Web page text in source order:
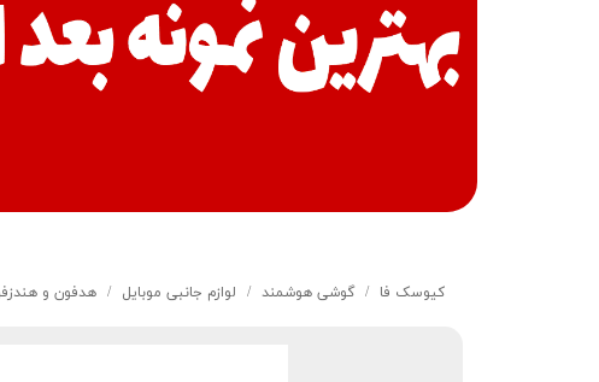
کیوسک‌ فا گوشی هوشمند لوازم جانبی موبایل هدفون و